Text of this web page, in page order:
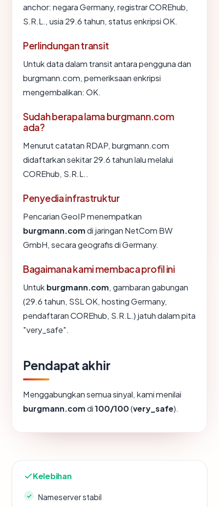
anchor: negara Germany, registrar COREhub,
S.R.L., usia 29.6 tahun, status enkripsi OK.
Perlindungan transit
Untuk data dalam transit antara pengguna dan
burgmann.com, pemeriksaan enkripsi
mengembalikan: OK.
Sudah berapa lama burgmann.com
ada?
Menurut catatan RDAP, burgmann.com
didaftarkan sekitar 29.6 tahun lalu melalui
COREhub, S.R.L..
Penyedia infrastruktur
Pencarian GeoIP menempatkan
burgmann.comdi jaringan NetCom BW
GmbH, secara geografis di Germany.
Bagaimana kami membaca profil ini
Untuk burgmann.com, gambaran gabungan
(29.6 tahun, SSL OK, hosting Germany,
pendaftaran COREhub, S.R.L.) jatuh dalam pita
"very_safe".
Pendapat akhir
Menggabungkan semua sinyal, kami menilai
burgmann.comdi100/100(very_safe).
Kelebihan
Nameserver stabil